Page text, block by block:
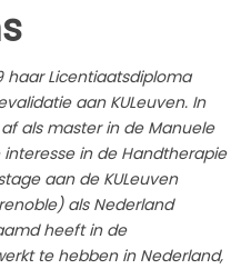
haar Licentiaatsdiploma
aan KULeuven. In
als master in de Manuele
interesse in de Handtherapie
aan de KULeuven
als Nederland
heeft in de
te hebben in Nederland,